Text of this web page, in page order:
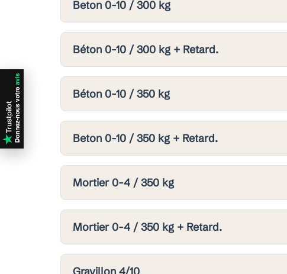
Beton 0-10 / 300 kg
Béton 0-10 / 300 kg + Retard.
Béton 0-10 / 350 kg
Beton 0-10 / 350 kg + Retard.
Mortier 0-4 / 350 kg
Mortier 0-4 / 350 kg + Retard.